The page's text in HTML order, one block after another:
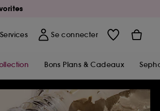
Se connecter
Bons Plans & Cadeaux